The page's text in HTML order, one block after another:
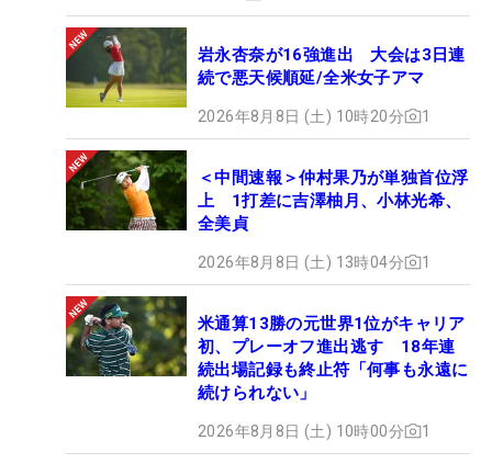
これについて語る時も、「真逆に近いイメージ。シ
ョットの対応や、芝も違うのでそこを試されてく
る。日本にはこういう大会はないですし、それはそ
れでおもしろいですよね」と、やっぱりワクワクす
る気持ちが抑えきれない。“欧州の星野陸也”を確立
することが、その先に進む一歩になる。（文・間宮
輝憲）
岩永杏奈が16強進出 大会は3日連
続で悪天候順延/全米女子アマ
2026年8月8日 (土) 10時20分 1
＜中間速報＞仲村果乃が単独首位浮
上 1打差に吉澤柚月、小林光希、
全美貞
2026年8月8日 (土) 13時04分 1
米通算13勝の元世界1位がキャリア
初、プレーオフ進出逃す 18年連
続出場記録も終止符「何事も永遠に
続けられない」
2026年8月8日 (土) 10時00分 1